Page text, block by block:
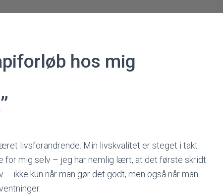
hos mig
livsforandrende. Min livskvalitet er steget i takt
for mig selv – jeg har nemlig lært, at det første skridt
ikke kun når man gør det godt, men også når man